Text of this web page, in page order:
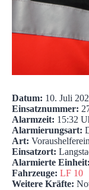
Datum: 10. Juli
Einsatznummer:
Alarmzeit: 15:32
Alarmierungsart:
Art:
Einsatzort:
Alarmierte Einheit:
Fahrzeuge: LF 10
Weitere Kräfte: